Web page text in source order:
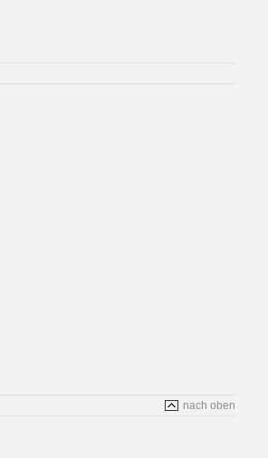
nach oben